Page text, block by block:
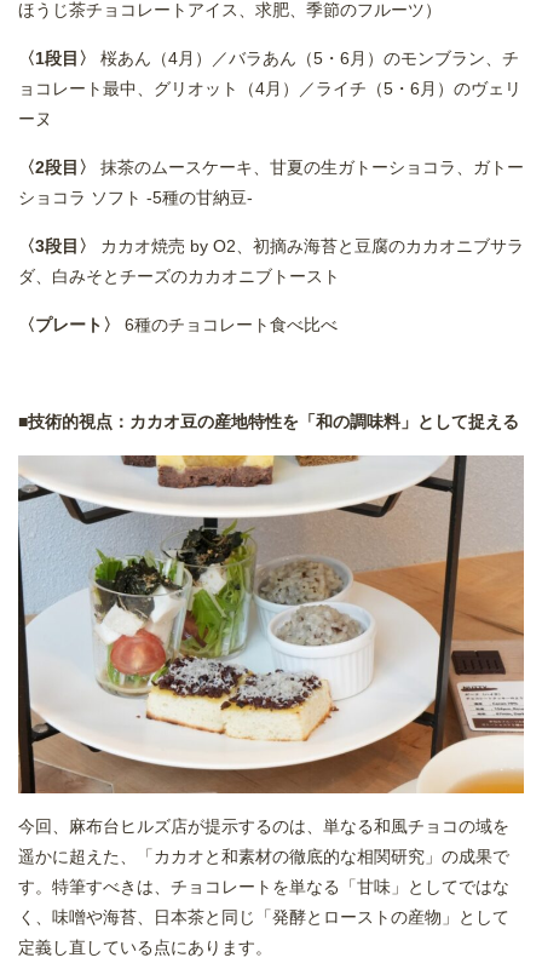
ほうじ茶チョコレートアイス、求肥、季節のフルーツ）
〈1段目〉
桜あん（4月）／バラあん（5・6月）のモンブラン、チ
ョコレート最中、グリオット（4月）／ライチ（5・6月）のヴェリ
ーヌ
〈2段目〉
抹茶のムースケーキ、甘夏の生ガトーショコラ、ガトー
ショコラ ソフト -5種の甘納豆-
〈3段目〉
カカオ焼売 by O2、初摘み海苔と豆腐のカカオニブサラ
ダ、白みそとチーズのカカオニブトースト
〈プレート〉 6種のチョコレート食べ比べ
■技術的視点：カカオ豆の産地特性を「和の調味料」として捉える
今回、麻布台ヒルズ店が提示するのは、単なる和風チョコの域を
遥かに超えた、「カカオと和素材の徹底的な相関研究」の成果で
す。特筆すべきは、チョコレートを単なる「甘味」としてではな
く、味噌や海苔、日本茶と同じ「発酵とローストの産物」として
定義し直している点にあります。